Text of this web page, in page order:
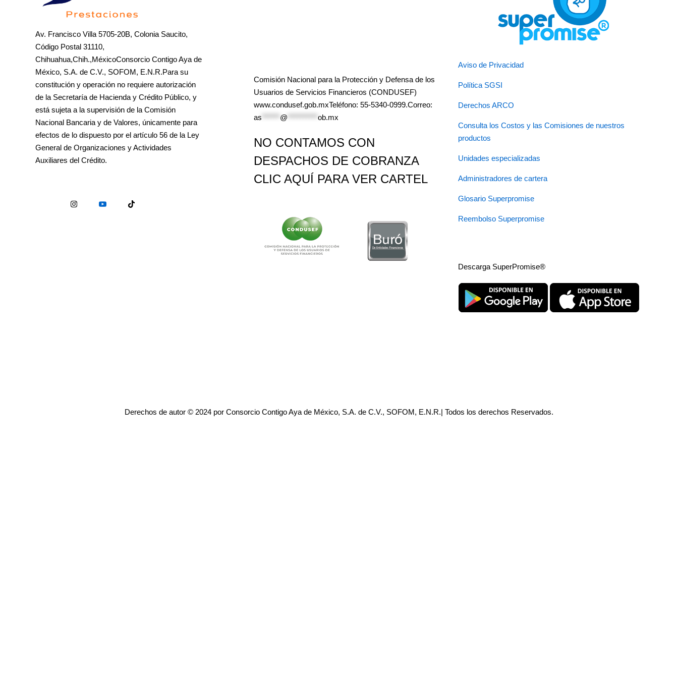
Av. Francisco Villa 5705-20B, Colonia Saucito,
Código Postal 31110,
Chihuahua,Chih.,MéxicoConsorcio Contigo Aya de
México, S.A. de C.V., SOFOM, E.N.R.Para su
constitución y operación no requiere autorización
de la Secretaría de Hacienda y Crédito Público, y
está sujeta a la supervisión de la Comisión
Nacional Bancaria y de Valores, únicamente para
efectos de lo dispuesto por el artículo 56 de la Ley
General de Organizaciones y Actividades
Auxiliares del Crédito.
Comisión Nacional para la Protección y Defensa de los
Usuarios de Servicios Financieros (CONDUSEF)
www.condusef.gob.mxTeléfono: 55-5340-0999.Correo:
as
@ ob.mx
NO CONTAMOS CON
DESPACHOS DE COBRANZA
CLIC AQUÍ PARA VER CARTEL
Aviso de Privacidad
Política SGSI
Derechos ARCO
Consulta los Costos y las Comisiones de nuestros
productos
Unidades especializadas
Administradores de cartera
Glosario Superpromise
Reembolso Superpromise
Descarga SuperPromise®
Derechos de autor © 2024 por Consorcio Contigo Aya de México, S.A. de C.V., SOFOM, E.N.R.| Todos los derechos Reservados.